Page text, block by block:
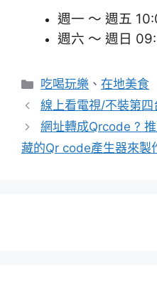
週一 ～ 週五
週六 ～ 週日
分
類
吃喝玩樂 、在地美食
線上看電視/不裝第四
網址轉成Qrcode ?
藏的Qr code產生器來製